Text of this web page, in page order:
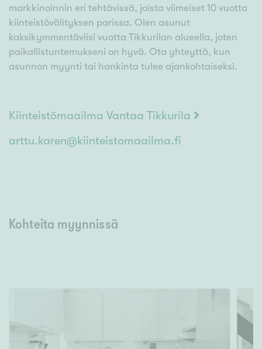
markkinoinnin eri tehtävissä, joista viimeiset 10 vuotta
kiinteistövälityksen parissa. Olen asunut
kaksikymmentäviisi vuotta Tikkurilan alueella, joten
paikallistuntemukseni on hyvä. Ota yhteyttä, kun
asunnon myynti tai hankinta tulee ajankohtaiseksi.
Kiinteistömaailma Vantaa Tikkurila
arttu.karen@kiinteistomaailma.fi
Kohteita myynnissä